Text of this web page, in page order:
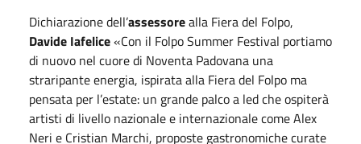
Dichiarazione dell’assessorealla Fiera del Folpo,
Davide Iafelice«Con il Folpo Summer Festival portiamo
di nuovo nel cuore di Noventa Padovana una
straripante energia, ispirata alla Fiera del Folpo ma
pensata per l’estate: un grande palco a led che ospiterà
artisti di livello nazionale e internazionale come Alex
Neri e Cristian Marchi, proposte gastronomiche curate